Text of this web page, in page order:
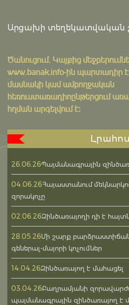
Արցախի տեղեկատվական
Ծանուցում․ Կայքից
www.banak.info-ին պարտադիր
մասնակի կամ ամբողջական
հեռուստառադիոընթերցում
հղման արգելվում է:
Լրահոս
26.06.26Պայմանագրային
04.06.26Հայաստանում
զորակոչը
02.06.26Զինծառայողի դի է
28.05.26Մի շարք բարձրաստիճան
գեներալ-մայորի կոչումներ
14.04.26Զինծառայող է մահացել
03.04.26Բաղրամյանի
պայմանագրային զինծառայող է